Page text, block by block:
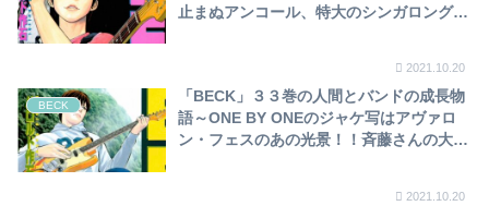
止まぬアンコール、特大のシンガロング…
2021.10.20
BECK
「BECK」３３巻の人間とバンドの成長物
語～ONE BY ONEのジャケ写はアヴァロ
ン・フェスのあの光景！！斉藤さんの大人
2021.10.20